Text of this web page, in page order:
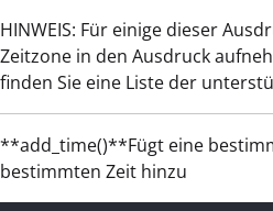
HINWEIS: Für einige dieser
Zeitzone in den Ausdruck
finden Sie eine Liste der
**add_time()**Fügt eine
bestimmten Zeit hinzu